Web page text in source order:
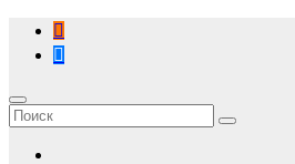
Перейти
содержимому